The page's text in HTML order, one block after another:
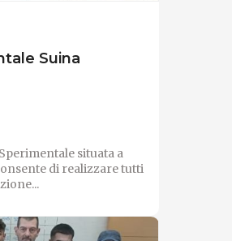
Suina
situata a
di realizzare tutti